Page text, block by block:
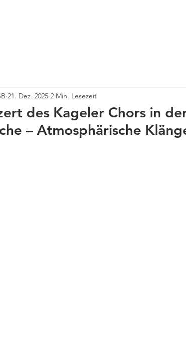
des Kageler Chors in
– Atmosphärische
21. Dez. 2025 2 Min. Lesezeit